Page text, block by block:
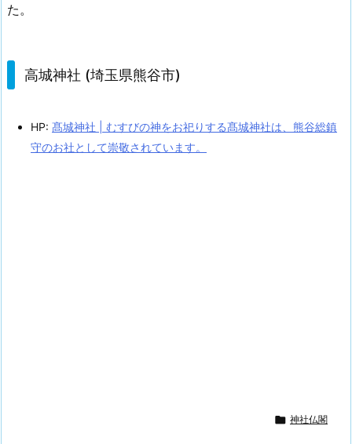
た。
高城神社 (埼玉県熊谷市)
HP: 髙城神社 | むすびの神をお祀りする髙城神社は、熊谷総鎮
守のお社として崇敬されています。
 神社仏閣